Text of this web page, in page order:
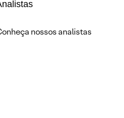
nossos analistas